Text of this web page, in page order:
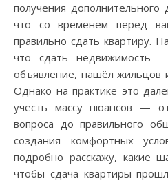
получения
что со временем перед
правильно сдать квартиру.
что сдать недвижимость
объявление, нашёл жильцов
Однако на практике это
учесть массу нюансов —
вопроса до правильного
создания комфортных
подробно расскажу, какие
чтобы сдача квартиры